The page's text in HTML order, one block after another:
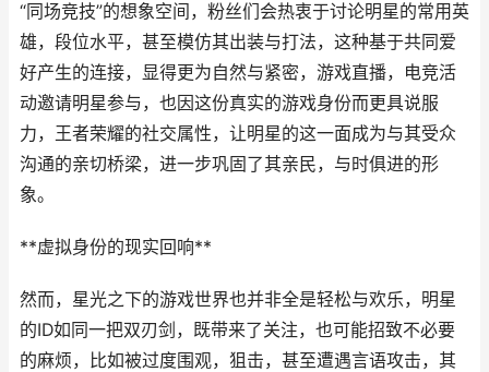
“同场竞技”的想象空间，粉丝们会热衷于讨论明星的常用英
雄，段位水平，甚至模仿其出装与打法，这种基于共同爱
好产生的连接，显得更为自然与紧密，游戏直播，电竞活
动邀请明星参与，也因这份真实的游戏身份而更具说服
力，王者荣耀的社交属性，让明星的这一面成为与其受众
沟通的亲切桥梁，进一步巩固了其亲民，与时俱进的形
象。
**虚拟身份的现实回响**
然而，星光之下的游戏世界也并非全是轻松与欢乐，明星
的ID如同一把双刃剑，既带来了关注，也可能招致不必要
的麻烦，比如被过度围观，狙击，甚至遭遇言语攻击，其